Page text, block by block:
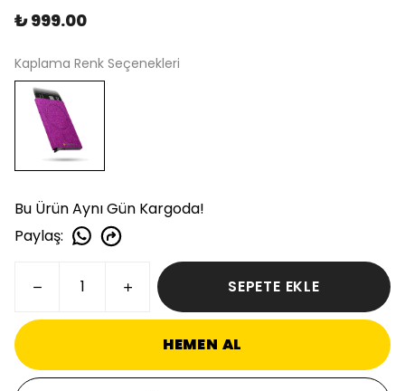
₺ 999.00
Kaplama Renk Seçenekleri
Bu Ürün Aynı Gün Kargoda!
Paylaş:
SEPETE EKLE
HEMEN AL